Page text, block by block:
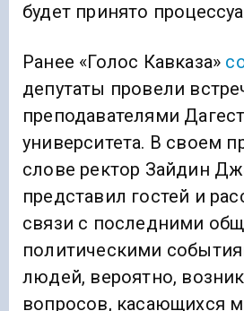
будет принято
Ранее «Голос Кавказа»
депутаты провели
преподавателями
университета. В своем
слове ректор Зайдин
представил гостей и
связи с последними
политическими
людей, вероятно,
вопросов, касающихся